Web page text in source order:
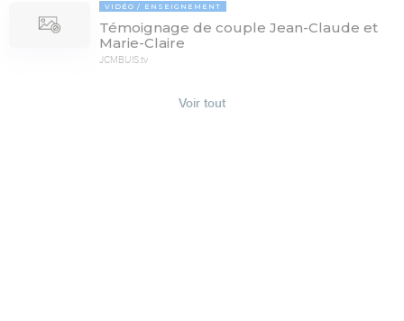
VIDÉO ENSEIGNEMENT
Témoignage de couple Jean-Claude et
Marie-Claire
JCMBUIS.tv
Voir tout